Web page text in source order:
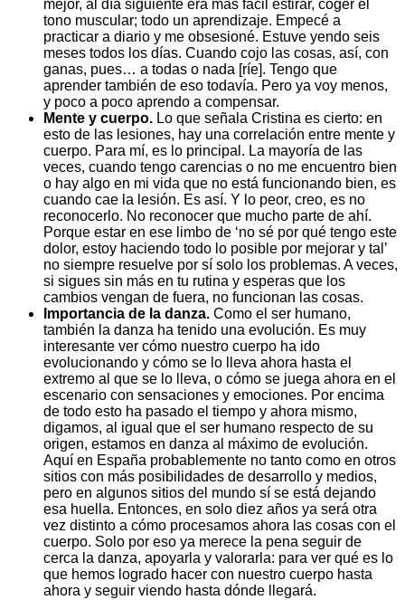
mejor, al día siguiente era más fácil estirar, coger el
tono muscular; todo un aprendizaje. Empecé a
practicar a diario y me obsesioné. Estuve yendo seis
meses todos los días. Cuando cojo las cosas, así, con
ganas, pues… a todas o nada [ríe]. Tengo que
aprender también de eso todavía. Pero ya voy menos,
y poco a poco aprendo a compensar.
Mente y cuerpo. Lo que señala Cristina es cierto: en
esto de las lesiones, hay una correlación entre mente y
cuerpo. Para mí, es lo principal. La mayoría de las
veces, cuando tengo carencias o no me encuentro bien
o hay algo en mi vida que no está funcionando bien, es
cuando cae la lesión. Es así. Y lo peor, creo, es no
reconocerlo. No reconocer que mucho parte de ahí.
Porque estar en ese limbo de ‘no sé por qué tengo este
dolor, estoy haciendo todo lo posible por mejorar y tal’
no siempre resuelve por sí solo los problemas. A veces,
si sigues sin más en tu rutina y esperas que los
cambios vengan de fuera, no funcionan las cosas.
Importancia de la danza. Como el ser humano,
también la danza ha tenido una evolución. Es muy
interesante ver cómo nuestro cuerpo ha ido
evolucionando y cómo se lo lleva ahora hasta el
extremo al que se lo lleva, o cómo se juega ahora en el
escenario con sensaciones y emociones. Por encima
de todo esto ha pasado el tiempo y ahora mismo,
digamos, al igual que el ser humano respecto de su
origen, estamos en danza al máximo de evolución.
Aquí en España probablemente no tanto como en otros
sitios con más posibilidades de desarrollo y medios,
pero en algunos sitios del mundo sí se está dejando
esa huella. Entonces, en solo diez años ya será otra
vez distinto a cómo procesamos ahora las cosas con el
cuerpo. Solo por eso ya merece la pena seguir de
cerca la danza, apoyarla y valorarla: para ver qué es lo
que hemos logrado hacer con nuestro cuerpo hasta
ahora y seguir viendo hasta dónde llegará.